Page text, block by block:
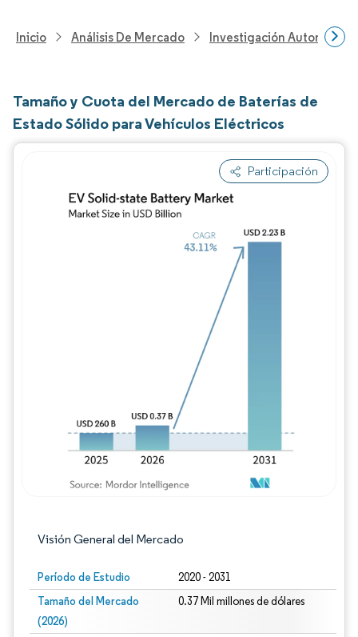
Inicio Análisis De Mercado Investigación Automotriz
Tamaño y Cuota del Mercado de Baterías de
Estado Sólido para Vehículos Eléctricos
Participación
Visión General del Mercado
Período de Estudio 2020 - 2031
Tamaño del Mercado
(2026)
0.37 Mil millones de dólares
Imagen © Mordor Intelligence. El uso